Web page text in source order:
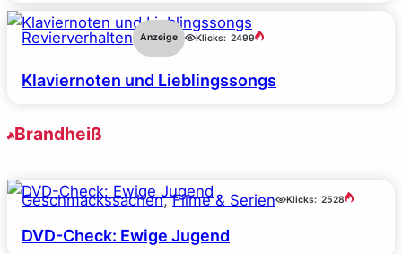
Revierverhalten Anzeige Klicks: 2499
Klaviernoten und Lieblingssongs
Brandheiß
Geschmackssachen, Filme & Serien Klicks: 2528
DVD-Check: Ewige Jugend